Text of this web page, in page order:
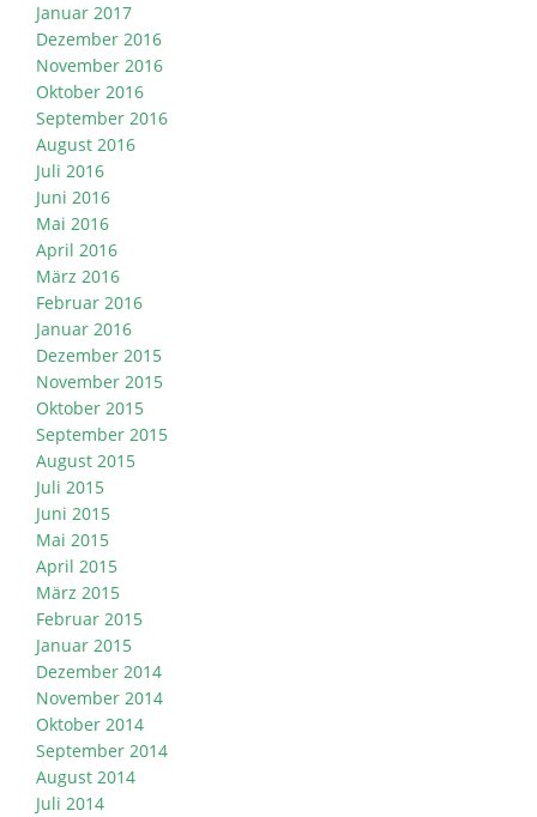
Januar 2017
Dezember 2016
November 2016
Oktober 2016
September 2016
August 2016
Juli 2016
Juni 2016
Mai 2016
April 2016
März 2016
Februar 2016
Januar 2016
Dezember 2015
November 2015
Oktober 2015
September 2015
August 2015
Juli 2015
Juni 2015
Mai 2015
April 2015
März 2015
Februar 2015
Januar 2015
Dezember 2014
November 2014
Oktober 2014
September 2014
August 2014
Juli 2014